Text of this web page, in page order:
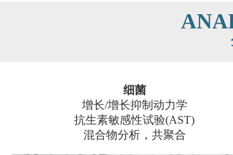
细菌
增长/增长抑制动力学
抗生素敏感性试验(AST)
混合物分析，共聚合